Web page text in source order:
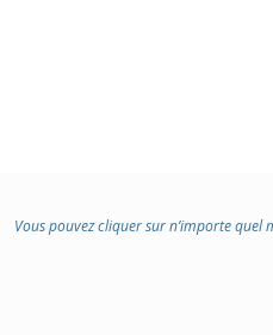
Vous pouvez cliquer sur n’importe